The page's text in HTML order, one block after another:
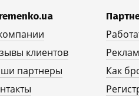
клиентов
партнеры
Как